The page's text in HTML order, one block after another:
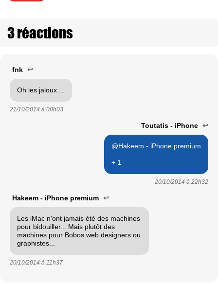
3 réactions
fnk ↩
Oh les jaloux ...
21/10/2014 à 00h03
Toutatis - iPhone ↩
@Hakeem - iPhone premium
+ 1
20/10/2014 à 22h32
Hakeem - iPhone premium ↩
Les iMac n'ont jamais été des machines
pour bidouiller... Mais plutôt des
machines pour Bobos web designers ou
graphistes...
20/10/2014 à 11h37